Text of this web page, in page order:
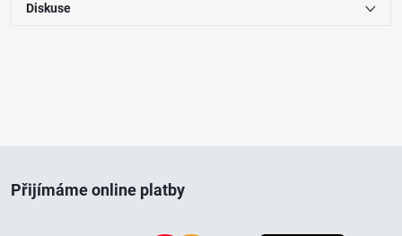
Diskuse
Přijímáme online platby